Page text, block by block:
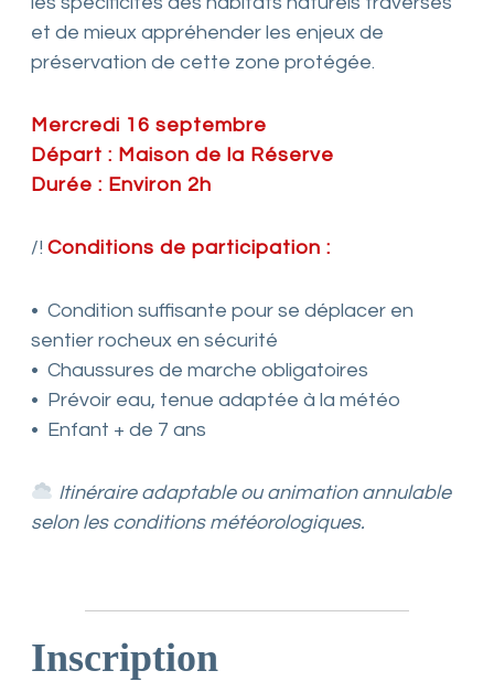
et de mieux appréhender les enjeux de
préservation de cette zone protégée.
Mercredi 16 septembre
Départ : Maison de la Réserve
Durée : Environ 2h
/!Conditions de participation :
• Condition suffisante pour se déplacer en
sentier rocheux en sécurité
• Chaussures de marche obligatoires
• Prévoir eau, tenue adaptée à la météo
• Enfant + de 7 ans
Itinéraire adaptable ou animation annulable
selon les conditions météorologiques.
Inscription